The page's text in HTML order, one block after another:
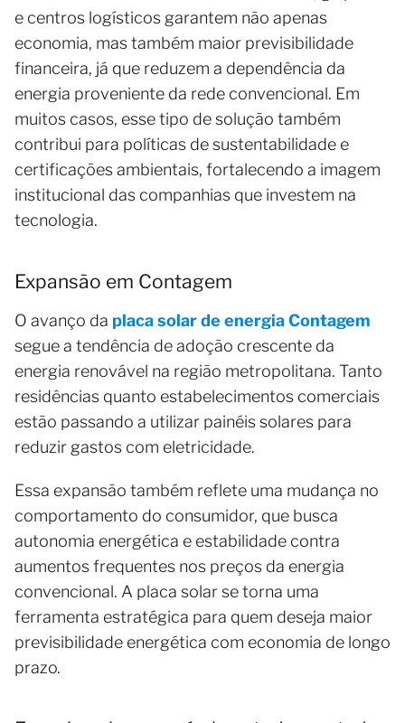
e centros logísticos garantem não apenas
economia, mas também maior previsibilidade
financeira, já que reduzem a dependência da
energia proveniente da rede convencional. Em
muitos casos, esse tipo de solução também
contribui para políticas de sustentabilidade e
certificações ambientais, fortalecendo a imagem
institucional das companhias que investem na
tecnologia.
Expansão em Contagem
O avanço da placa solar de energia Contagem
segue a tendência de adoção crescente da
energia renovável na região metropolitana. Tanto
residências quanto estabelecimentos comerciais
estão passando a utilizar painéis solares para
reduzir gastos com eletricidade.
Essa expansão também reflete uma mudança no
comportamento do consumidor, que busca
autonomia energética e estabilidade contra
aumentos frequentes nos preços da energia
convencional. A placa solar se torna uma
ferramenta estratégica para quem deseja maior
previsibilidade energética com economia de longo
prazo.